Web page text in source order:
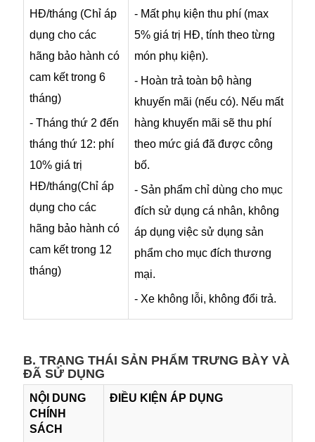
HĐ/tháng (Chỉ áp
dụng cho các
hãng bảo hành có
cam kết trong 6
tháng)
- Tháng thứ 2 đến
tháng thứ 12: phí
10% giá trị
HĐ/tháng(Chỉ áp
dụng cho các
hãng bảo hành có
cam kết trong 12
tháng)
- Mất phụ kiện thu phí (max
5% giá trị HĐ, tính theo từng
món phụ kiện).
- Hoàn trả toàn bộ hàng
khuyến mãi (nếu có). Nếu mất
hàng khuyến mãi sẽ thu phí
theo mức giá đã được công
bố.
- Sản phẩm chỉ dùng cho mục
đích sử dụng cá nhân, không
áp dụng việc sử dụng sản
phẩm cho mục đích thương
mại.
- Xe không lỗi, không đổi trả.
B. TRẠNG THÁI SẢN PHẨM TRƯNG BÀY VÀ
ĐÃ SỬ DỤNG
NỘI DUNG
CHÍNH
SÁCH
ĐIỀU KIỆN ÁP DỤNG